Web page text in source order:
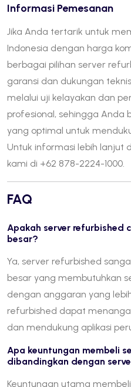
Informasi Pemesanan
Jika Anda tertarik untuk
Indonesia dengan harga
berbagai pilihan server
garansi dan dukungan
melalui uji kelayakan dan
profesional, sehingga Anda
yang optimal untuk
Untuk informasi lebih lanjut
kami di +62 878-2224-1000.
FAQ
Apakah server refurbished
besar?
Ya, server refurbished
besar yang membutuhkan
dengan anggaran yang
refurbished dapat
dan mendukung aplikasi
Apa keuntungan membeli
dibandingkan dengan
Keuntungan utama